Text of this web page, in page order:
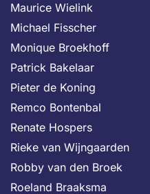
Maurice Wielink
Michael Fisscher
Monique Broekhoff
Patrick Bakelaar
Pieter de Koning
Remco Bontenbal
Renate Hospers
Rieke van Wijngaarden
Robby van den Broek
Roeland Braaksma